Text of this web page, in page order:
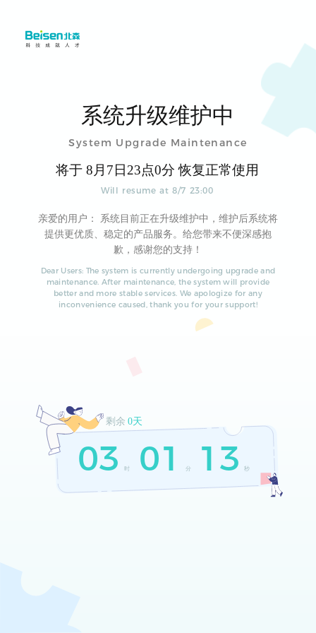
系统升级维护中
System Upgrade Maintenance
将于 8月 7 日23点0分 恢复正常使用
Will resume at8/7 23:00
亲爱的用户： 系统目前正在升级维护中，维护后系统将
提供更优质、稳定的产品服务。给您带来不便深感抱
歉，感谢您的支持！
Dear Users: The system is currently undergoing upgrade and
maintenance. After maintenance, the system will provide
better and more stable services. We apologize for any
inconvenience caused, thank you for your support!
剩余 0天
03 时 01 分 13 秒